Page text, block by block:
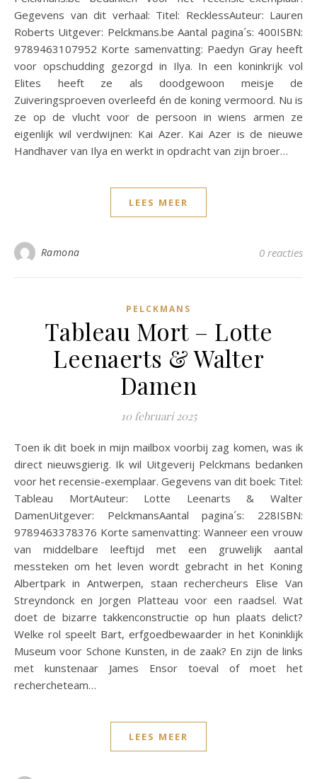
Gegevens van dit verhaal: Titel: RecklessAuteur: Lauren
Roberts Uitgever: Pelckmans.be Aantal pagina´s: 400ISBN:
9789463107952 Korte samenvatting: Paedyn Gray heeft
voor opschudding gezorgd in Ilya. In een koninkrijk vol
Elites heeft ze als doodgewoon meisje de
Zuiveringsproeven overleefd én de koning vermoord. Nu is
ze op de vlucht voor de persoon in wiens armen ze
eigenlijk wil verdwijnen: Kai Azer. Kai Azer is de nieuwe
Handhaver van Ilya en werkt in opdracht van zijn broer…
LEES MEER
Ramona 0 reacties
PELCKMANS
Tableau Mort – Lotte
Leenaerts & Walter
Damen
10 februari 2025
Toen ik dit boek in mijn mailbox voorbij zag komen, was ik
direct nieuwsgierig. Ik wil Uitgeverij Pelckmans bedanken
voor het recensie-exemplaar. Gegevens van dit boek: Titel:
Tableau MortAuteur: Lotte Leenarts & Walter
DamenUitgever: PelckmansAantal pagina´s: 228ISBN:
9789463378376 Korte samenvatting: Wanneer een vrouw
van middelbare leeftijd met een gruwelijk aantal
messteken om het leven wordt gebracht in het Koning
Albertpark in Antwerpen, staan rechercheurs Elise Van
Streyndonck en Jorgen Platteau voor een raadsel. Wat
doet de bizarre takkenconstructie op hun plaats delict?
Welke rol speelt Bart, erfgoedbewaarder in het Koninklijk
Museum voor Schone Kunsten, in de zaak? En zijn de links
met kunstenaar James Ensor toeval of moet het
rechercheteam…
LEES MEER